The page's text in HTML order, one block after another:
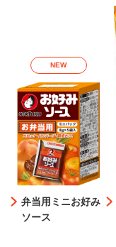
NEW
弁当用ミニお好み
ソース